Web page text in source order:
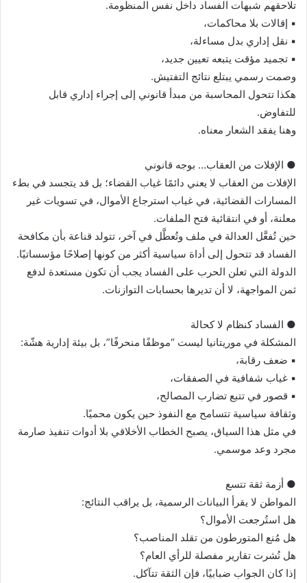
تلاحقهم شبهات الفساد داخل نفس المنظومة.
▪︎ إقالات بلا محاكمات،
▪︎ نقل إداري بدل مساءلة،
▪︎ تجميد مؤقت يتبعه تعيين جديد،
وصمت رسمي يبتلع نتائج التفتيش.
هكذا تتحول المحاسبة من مبدأ قانوني إلى إجراء إداري قابل
للتفاوض.
وهنا يفقد الشعار معناه.
● الإفلات من العقاب… بوجه قانوني
الإفلات من العقاب لا يعني دائمًا غياب القضاء؛ بل قد يتجسد في بطء
المسارات القضائية، في غياب استرجاع الأموال، في تسويات غير
معلنة، أو في انتقائية فتح الملفات.
حين تُفعَّل العدالة في ملف وتُعطَّل في آخر، تتولد قناعة بأن مكافحة
الفساد قد تتحول إلى أداة سياسية أكثر من كونها إصلاحًا مؤسساتيًا.
الدولة التي تعلن الحرب على الفساد يجب أن تكون مستعدة لدفع
ثمن المواجهة، لا أن تديرها بحسابات التوازنات.
● الفساد كنظام لا كحالة
المشكلة في موريتانيا ليست “موظفًا منحرفًا”، بل بيئة إدارية هشّة:
▪︎ ضعف رقابة،
▪︎ غياب شفافية في الصفقات،
▪︎ قصور في تتبع تضارب المصالح،
وثقافة سياسية تتسامح مع النفوذ حين يكون محميًا.
في مثل هذا السياق، يصبح الخطاب الأخلاقي بلا أدوات تنفيذ صارمة
مجرد وعد موسمي.
● أزمة ثقة تتسع
المواطن لا يقرأ البيانات الرسمية، بل يراقب النتائج:
هل استُرجعت الأموال؟
هل مُنع المتورطون من تقلد المناصب؟
هل نُشرت تقارير مفصلة للرأي العام؟
إذا كان الجواب ضبابيًا، فإن الثقة تتآكل.